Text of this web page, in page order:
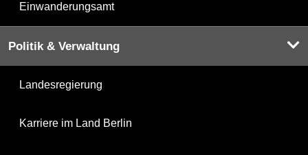
Einwanderungsamt
Politik & Verwaltung
Landesregierung
Karriere im Land Berlin